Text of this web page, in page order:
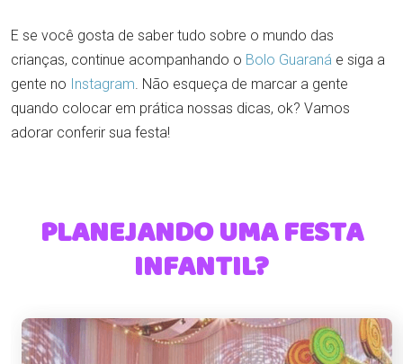
E se você gosta de saber tudo sobre o mundo das
crianças, continue acompanhando o Bolo Guaraná e siga a
gente no Instagram . Não esqueça de marcar a gente
quando colocar em prática nossas dicas, ok? Vamos
adorar conferir sua festa!
PLANEJANDO UMA FESTA
INFANTIL?